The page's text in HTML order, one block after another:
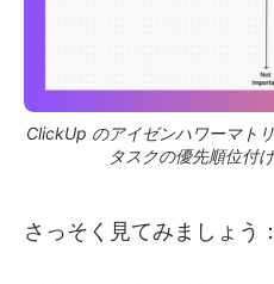
ClickUp のアイゼンハワーマト
タスクの優先順位付
さっそく見てみましょう：